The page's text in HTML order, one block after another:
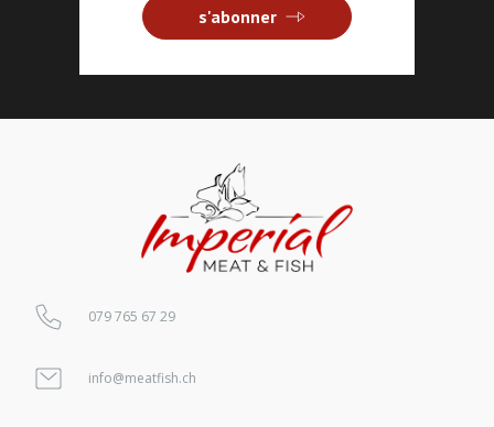
s'abonner
079 765 67 29
info@meatfish.ch